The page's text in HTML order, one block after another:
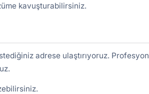
kavuşturabilirsiniz.
adrese ulaştırıyoruz.